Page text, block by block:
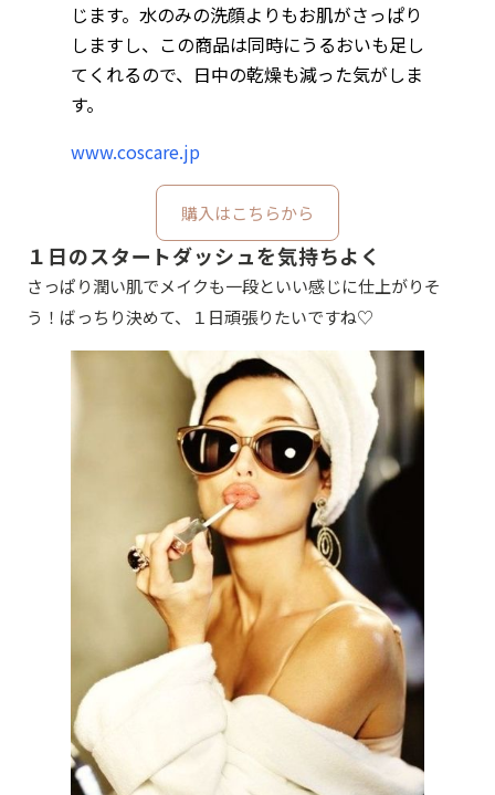
じます。水のみの洗顔よりもお肌がさっぱり
しますし、この商品は同時にうるおいも足し
てくれるので、日中の乾燥も減った気がしま
す。
www.coscare.jp
購入はこちらから
１日のスタートダッシュを気持ちよく
さっぱり潤い肌でメイクも一段といい感じに仕上がりそ
う！ばっちり決めて、１日頑張りたいですね♡